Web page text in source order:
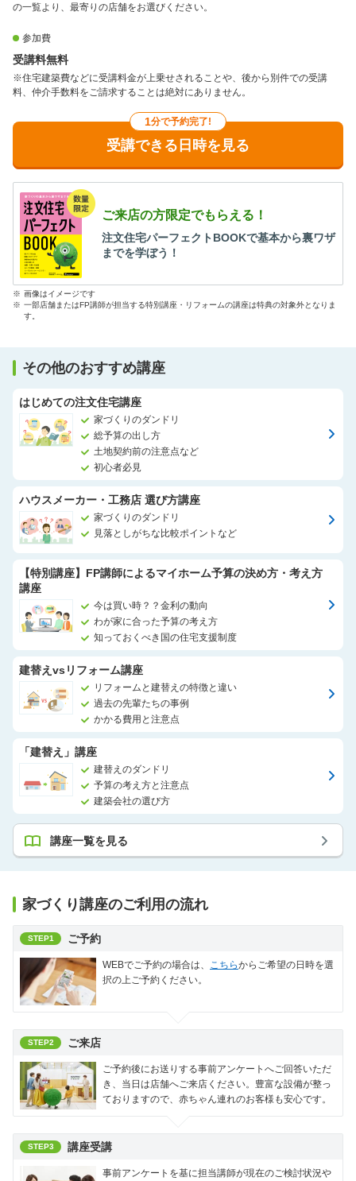
の一覧より、最寄りの店舗をお選びください。
参加費
受講料無料
※住宅建築費などに受講料金が上乗せされることや、後から別件での受講
料、仲介手数料をご請求することは絶対にありません。
1分で予約完了!
受講できる日時を見る
ご来店の方限定でもらえる！
注文住宅パーフェクトBOOKで基本から裏ワザ
までを学ぼう！
※ 画像はイメージです
※ 一部店舗またはFP講師が担当する特別講座・リフォームの講座は特典の対象外となりま
す。
その他のおすすめ講座
はじめての注文住宅講座
家づくりのダンドリ
総予算の出し方
土地契約前の注意点など
初心者必見
ハウスメーカー・工務店 選び方講座
家づくりのダンドリ
見落としがちな比較ポイントなど
【特別講座】FP講師によるマイホーム予算の決め方・考え方
講座
今は買い時？？金利の動向
わが家に合った予算の考え方
知っておくべき国の住宅支援制度
建替えvsリフォーム講座
リフォームと建替えの特徴と違い
過去の先輩たちの事例
かかる費用と注意点
「建替え」講座
建替えのダンドリ
予算の考え方と注意点
建築会社の選び方
講座一覧を見る
家づくり講座のご利用の流れ
STEP1 ご予約
WEBでご予約の場合は、 こちらからご希望の日時を選
択の上ご予約ください。
STEP2 ご来店
ご予約後にお送りする事前アンケートへご回答いただ
き、当日は店舗へご来店ください。豊富な設備が整っ
ておりますので、赤ちゃん連れのお客様も安心です。
STEP3 講座受講
事前アンケートを基に担当講師が現在のご検討状況や